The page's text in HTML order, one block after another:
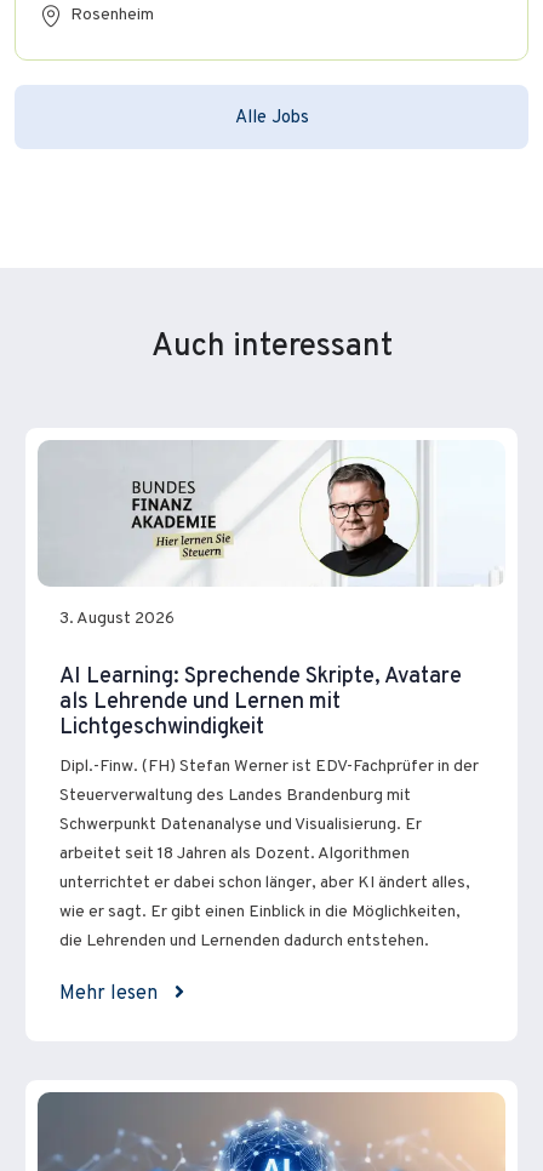
Rosenheim
Alle Jobs
Auch interessant
3. August 2026
AI Learning: Sprechende Skripte, Avatare
als Lehrende und Lernen mit
Lichtgeschwindigkeit
Dipl.-Finw. (FH) Stefan Werner ist EDV-Fachprüfer in der
Steuerverwaltung des Landes Brandenburg mit
Schwerpunkt Datenanalyse und Visualisierung. Er
arbeitet seit 18 Jahren als Dozent. Algorithmen
unterrichtet er dabei schon länger, aber KI ändert alles,
wie er sagt. Er gibt einen Einblick in die Möglichkeiten,
die Lehrenden und Lernenden dadurch entstehen.
Mehr lesen